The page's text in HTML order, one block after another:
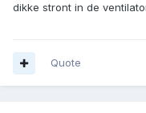
dikke stront in de
Quote